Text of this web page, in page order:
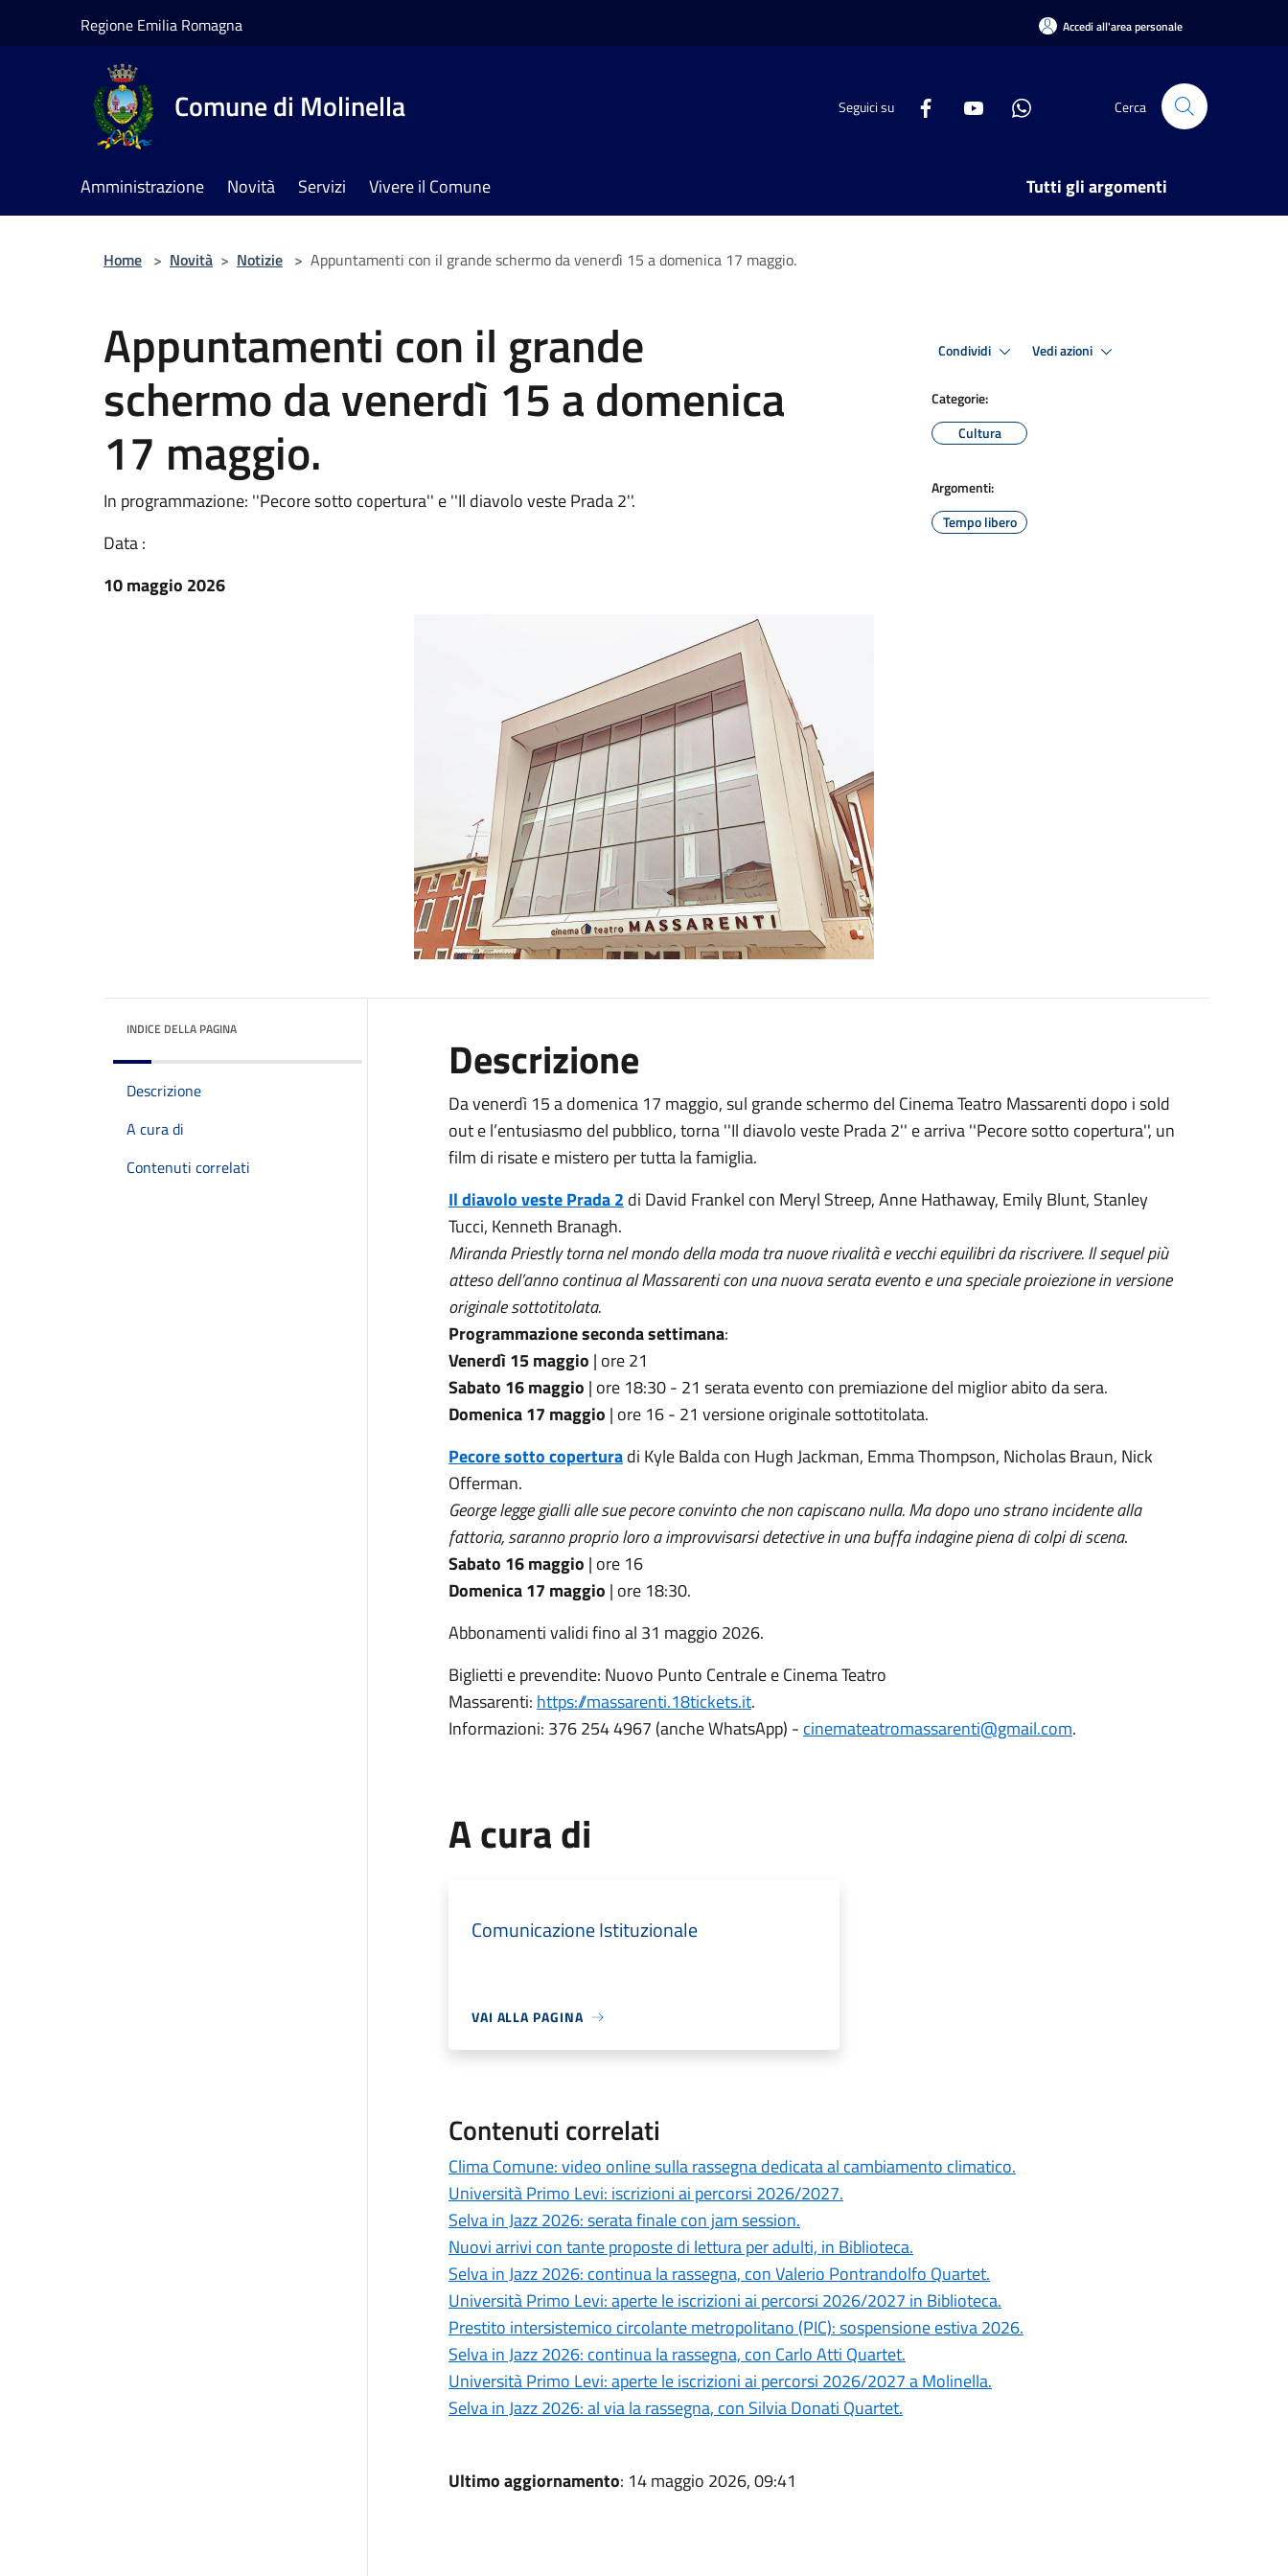
Regione Emilia Romagna Accedi all'area personale
Comune di Molinella Seguici su Cerca
Amministrazione Novità Servizi Vivere il Comune Tutti gli argomenti
Home > Novità > Notizie > Appuntamenti con il grande schermo da venerdì 15 a domenica 17 maggio.
Appuntamenti con il grande
schermo da venerdì 15 a domenica
17 maggio.
In programmazione: ''Pecore sotto copertura'' e ''Il diavolo veste Prada 2''.
Data :
10 maggio 2026
Condividi Vedi azioni
Categorie:
Cultura
Argomenti:
Tempo libero
INDICE DELLA PAGINA
Descrizione
A cura di
Contenuti correlati
Descrizione
Da venerdì 15 a domenica 17 maggio, sul grande schermo del Cinema Teatro Massarenti dopo i sold
out e l’entusiasmo del pubblico, torna ''Il diavolo veste Prada 2'' e arriva ''Pecore sotto copertura'', un
film di risate e mistero per tutta la famiglia.
Il diavolo veste Prada 2 di David Frankel con Meryl Streep, Anne Hathaway, Emily Blunt, Stanley
Tucci, Kenneth Branagh.
Miranda Priestly torna nel mondo della moda tra nuove rivalità e vecchi equilibri da riscrivere. Il sequel più
atteso dell’anno continua al Massarenti con una nuova serata evento e una speciale proiezione in versione
originale sottotitolata.
Programmazione seconda settimana:
Venerdì 15 maggio | ore 21
Sabato 16 maggio | ore 18:30 - 21 serata evento con premiazione del miglior abito da sera.
Domenica 17 maggio | ore 16 - 21 versione originale sottotitolata.
Pecore sotto coperturadi Kyle Balda con Hugh Jackman, Emma Thompson, Nicholas Braun, Nick
Offerman.
George legge gialli alle sue pecore convinto che non capiscano nulla. Ma dopo uno strano incidente alla
fattoria, saranno proprio loro a improvvisarsi detective in una buffa indagine piena di colpi di scena.
Sabato 16 maggio | ore 16
Domenica 17 maggio | ore 18:30.
Abbonamenti validi fino al 31 maggio 2026.
Biglietti e prevendite: Nuovo Punto Centrale e Cinema Teatro
Massarenti: https://massarenti.18tickets.it.
Informazioni: 376 254 4967 (anche WhatsApp) - cinemateatromassarenti@gmail.com.
A cura di
Comunicazione Istituzionale
VAI ALLA PAGINA
Contenuti correlati
Clima Comune: video online sulla rassegna dedicata al cambiamento climatico.
Università Primo Levi: iscrizioni ai percorsi 2026/2027.
Selva in Jazz 2026: serata finale con jam session.
Nuovi arrivi con tante proposte di lettura per adulti, in Biblioteca.
Selva in Jazz 2026: continua la rassegna, con Valerio Pontrandolfo Quartet.
Università Primo Levi: aperte le iscrizioni ai percorsi 2026/2027 in Biblioteca.
Prestito intersistemico circolante metropolitano (PIC): sospensione estiva 2026.
Selva in Jazz 2026: continua la rassegna, con Carlo Atti Quartet.
Università Primo Levi: aperte le iscrizioni ai percorsi 2026/2027 a Molinella.
Selva in Jazz 2026: al via la rassegna, con Silvia Donati Quartet.
Ultimo aggiornamento: 14 maggio 2026, 09:41